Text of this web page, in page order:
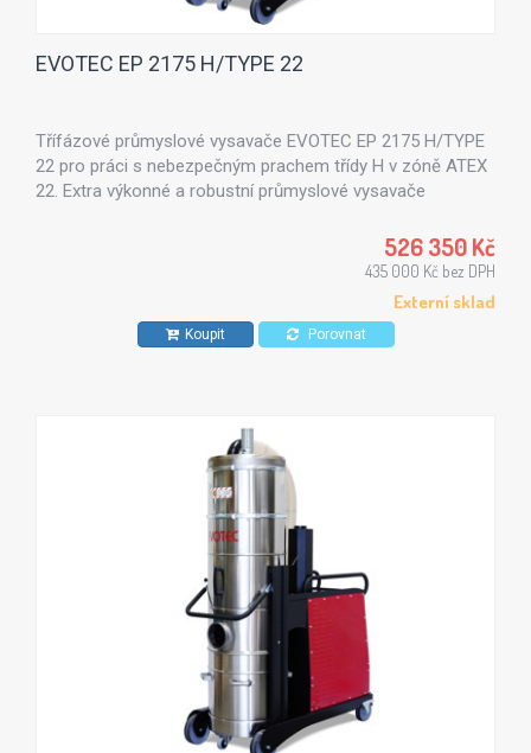
EVOTEC EP 2175 H/TYPE 22
Třífázové průmyslové vysavače EVOTEC EP 2175 H/TYPE
22 pro práci s nebezpečným prachem třídy H v zóně ATEX
22. Extra výkonné a robustní průmyslové vysavače
526 350 Kč
435 000 Kč bez DPH
Externí sklad
Koupit Porovnat